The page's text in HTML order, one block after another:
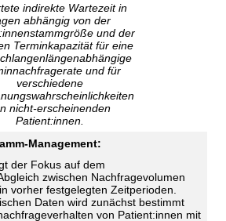
indirekte Wartezeit in
abhängig von der
und der
Terminkapazität für eine
und für
verschiedene
nicht-erscheinenden
Patient:innen.
Management:
der Fokus auf dem
zwischen Nachfragevolumen
vorher festgelegten Zeitperioden.
Daten wird zunächst bestimmt
von Patient:innen mit